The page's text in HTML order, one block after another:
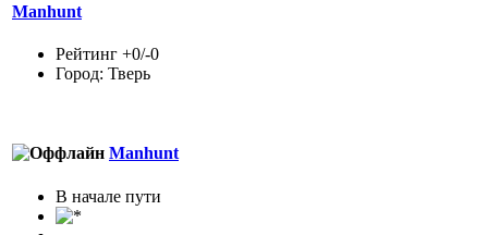
Manhunt
Рейтинг +0/-0
Город: Тверь
Manhunt
В начале пути